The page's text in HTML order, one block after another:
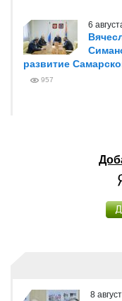
6
развитие
957
8